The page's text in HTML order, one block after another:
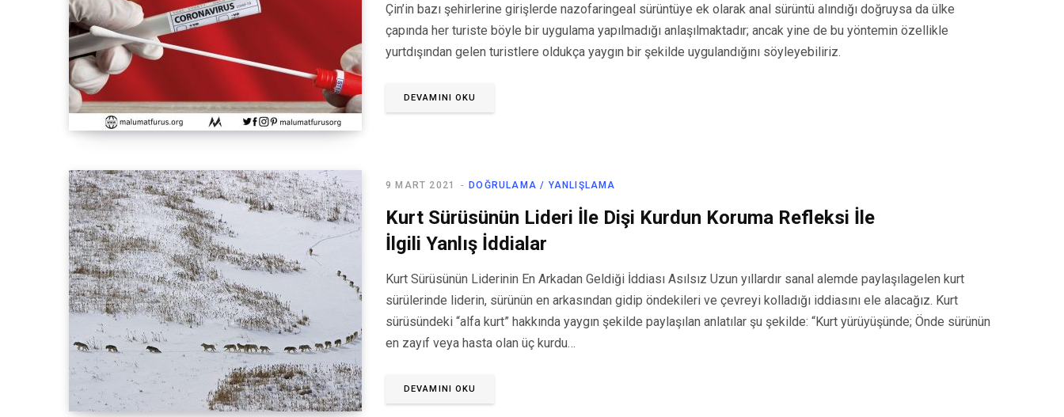
Çin’in bazı şehirlerine girişlerde nazofaringeal sürüntüye ek olarak anal sürüntü alındığı doğruysa da ülke
çapında her turiste böyle bir uygulama yapılmadığı anlaşılmaktadır; ancak yine de bu yöntemin özellikle
yurtdışından gelen turistlere oldukça yaygın bir şekilde uygulandığını söyleyebiliriz.
DEVAMINI OKU
DOĞRULAMA / YANLIŞLAMA
9 MART 2021
Kurt Sürüsünün Lideri İle Dişi Kurdun Koruma Refleksi İle
İlgili Yanlış İddialar
Kurt Sürüsünün Liderinin En Arkadan Geldiği İddiası Asılsız Uzun yıllardır sanal alemde paylaşılagelen kurt
sürülerinde liderin, sürünün en arkasından gidip öndekileri ve çevreyi kolladığı iddiasını ele alacağız. Kurt
sürüsündeki “alfa kurt” hakkında yaygın şekilde paylaşılan anlatılar şu şekilde: “Kurt yürüyüşünde; Önde sürünün
en zayıf veya hasta olan üç kurdu…
DEVAMINI OKU